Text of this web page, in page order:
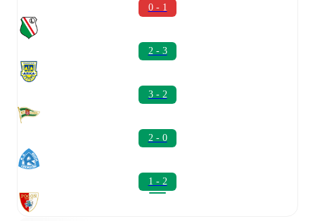
0 - 1
2 - 3
3 - 2
2 - 0
1 - 2